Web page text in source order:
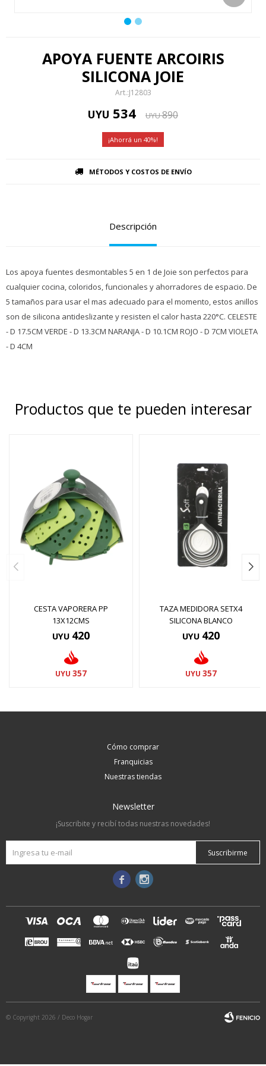
APOYA FUENTE ARCOIRIS
SILICONA JOIE
J12803
UYU 534 UYU890
40
MÉTODOS Y COSTOS DE ENVÍO
Descripción
Los apoya fuentes desmontables 5 en 1 de Joie son perfectos para
cualquier cocina, coloridos, funcionales y ahorradores de espacio. De
5 tamaños para usar el mas adecuado para el momento, estos anillos
son de silicona antideslizante y resisten el calor hasta 220°C. CELESTE
- D 17.5CM VERDE - D 13.3CM NARANJA - D 10.1CM ROJO - D 7CM VIOLETA
- D 4CM
Productos que te pueden interesar
CESTA VAPORERA PP
13X12CMS
UYU 420
UYU 357
TAZA MEDIDORA SETX4
SILICONA BLANCO
UYU 420
UYU 357
Cómo comprar
Franquicias
Nuestras tiendas
Newsletter
¡Suscribite y recibí todas nuestras novedades!
Suscribirme
 
© Copyright 2026 / Deco Hogar